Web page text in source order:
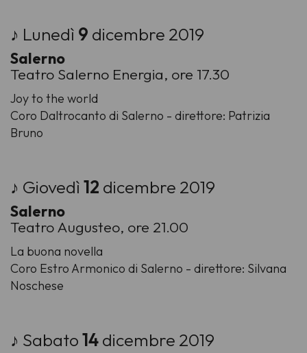
♪ Lunedì 9 dicembre 2019
Salerno
Teatro Salerno Energia, ore 17.30
Joy to the world
Coro Daltrocanto di Salerno - direttore: Patrizia
Bruno
♪ Giovedì12 dicembre 2019
Salerno
Teatro Augusteo, ore 21.00
La buona novella
Coro Estro Armonico di Salerno - direttore: Silvana
Noschese
♪ Sabato14dicembre 2019